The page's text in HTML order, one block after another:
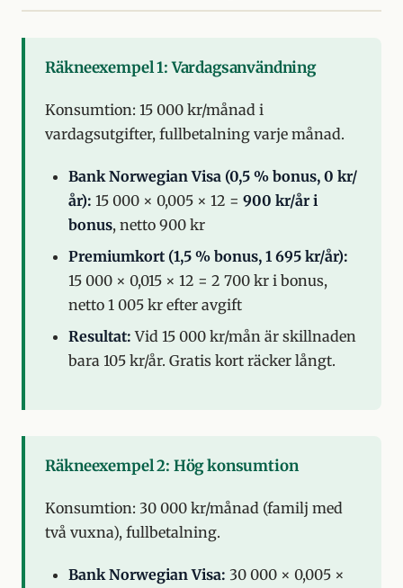
Räkneexempel 1: Vardagsanvändning
Konsumtion: 15 000 kr/månad i
vardagsutgifter, fullbetalning varje månad.
Bank Norwegian Visa (0,5 % bonus, 0 kr/
år): 15 000 × 0,005 × 12 = 900 kr/år i
bonus, netto 900 kr
Premiumkort (1,5 % bonus, 1 695 kr/år):
15 000 × 0,015 × 12 = 2 700 kr i bonus,
netto 1 005 kr efter avgift
Resultat: Vid 15 000 kr/mån är skillnaden
bara 105 kr/år. Gratis kort räcker långt.
Räkneexempel 2: Hög konsumtion
Konsumtion: 30 000 kr/månad (familj med
två vuxna), fullbetalning.
Bank Norwegian Visa: 30 000 × 0,005 ×